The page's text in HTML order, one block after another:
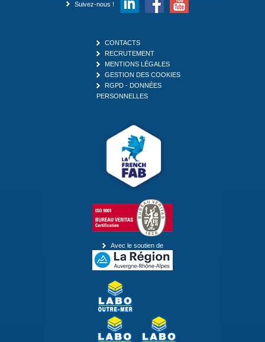
Suivez-nous !
CONTACTS
RECRUTEMENT
MENTIONS LÉGALES
GESTION DES COOKIES
RGPD - DONNÉES
PERSONNELLES
Avec le soutien de